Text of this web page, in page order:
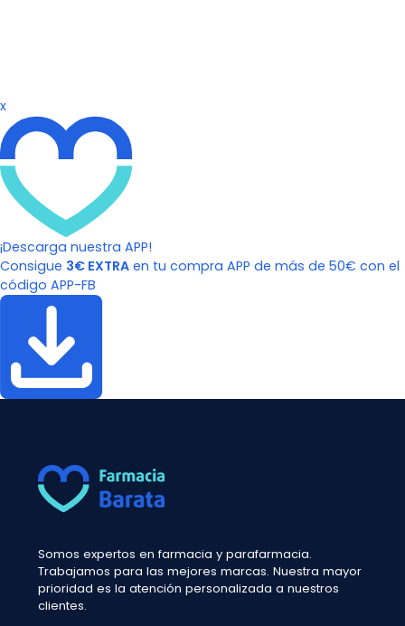
x
¡Descarga nuestra APP!
Consigue 3€ EXTRA en tu compra APP de más de 50€ con el
código APP-FB
Somos expertos en farmacia y parafarmacia.
Trabajamos para las mejores marcas. Nuestra mayor
prioridad es la atención personalizada a nuestros
clientes.